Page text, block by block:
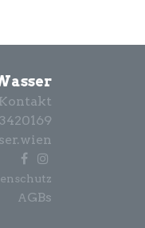
Kontakt
AGBs